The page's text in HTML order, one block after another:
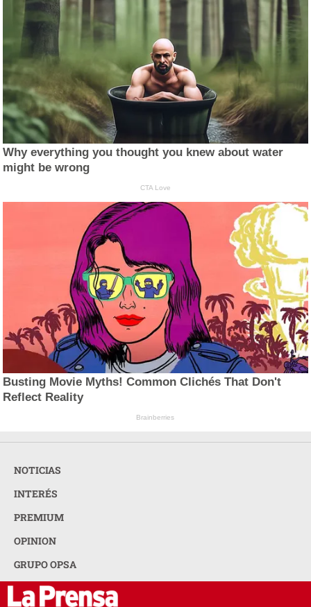
Why everything you thought you knew about water
might be wrong
CTA Love
Busting Movie Myths! Common Clichés That Don't
Reflect Reality
Brainberries
NOTICIAS
INTERÉS
PREMIUM
OPINION
GRUPO OPSA